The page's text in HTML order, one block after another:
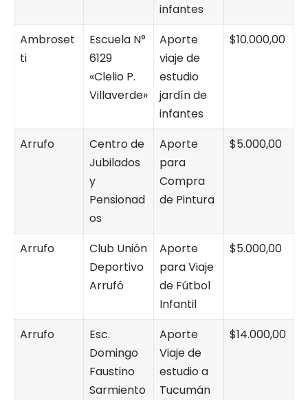
infantes
Ambroset
ti
Escuela N°
6129
«Clelio P.
Villaverde»
Aporte
viaje de
estudio
jardín de
infantes
$10.000,00
Arrufo
Centro de
Jubilados
y
Pensionad
os
Aporte
para
Compra
de Pintura
$5.000,00
Arrufo
Club Unión
Deportivo
Arrufó
Aporte
para Viaje
de Fútbol
Infantil
$5.000,00
Arrufo
Esc.
Domingo
Faustino
Sarmiento
Aporte
Viaje de
estudio a
Tucumán
$14.000,00